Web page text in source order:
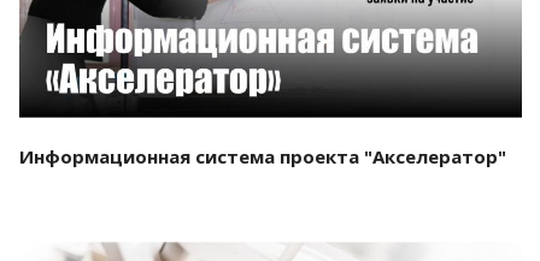
Информационная система проекта "Акселератор"